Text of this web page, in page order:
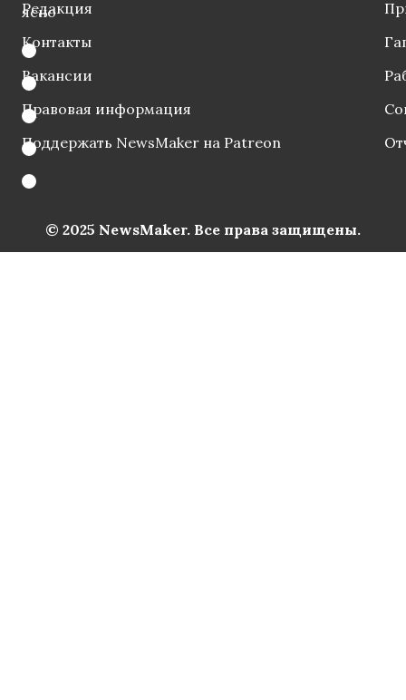
ясно
Редакция
Контакты
Вакансии
Правовая информация
Поддержать NewsMaker на Patreon
© 2025 NewsMaker. Все права защищены.